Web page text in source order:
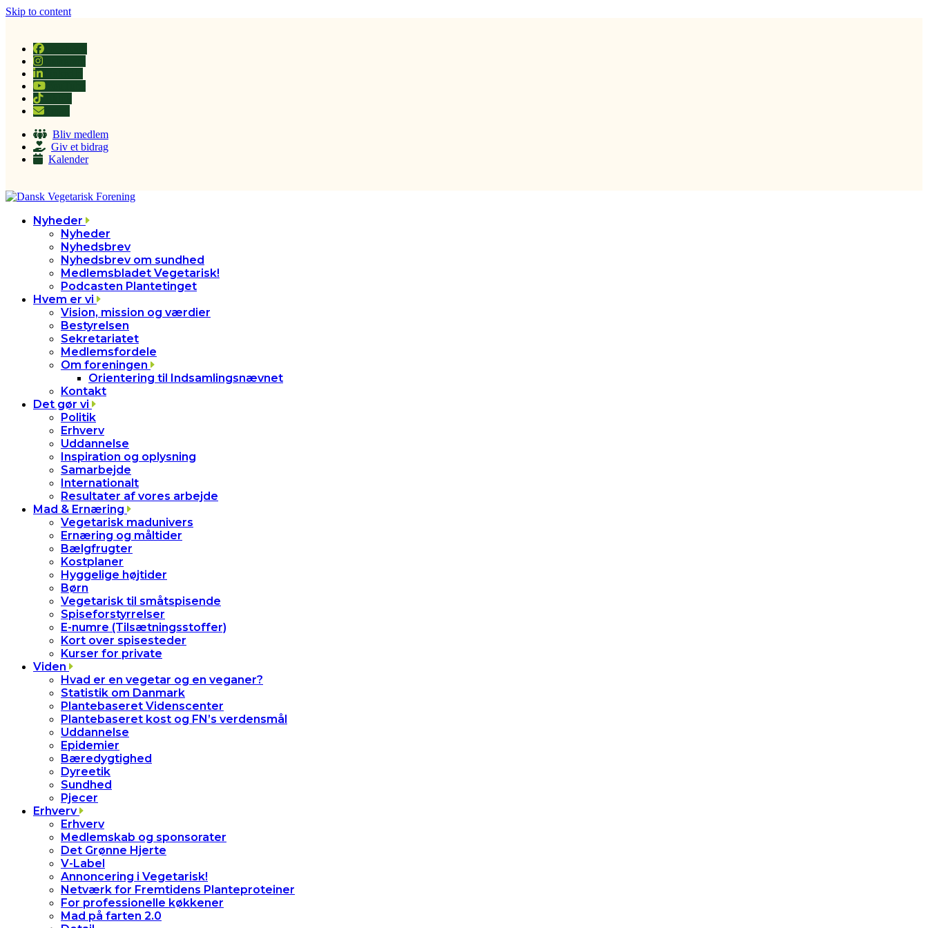
Skip to content
Tiktok
Bliv medlem
Giv et bidrag
Kalender
Nyheder
Nyheder
Nyhedsbrev
Nyhedsbrev om sundhed
Medlemsbladet Vegetarisk!
Podcasten Plantetinget
Hvem er vi
Vision, mission og værdier
Bestyrelsen
Sekretariatet
Medlemsfordele
Om foreningen
Orientering til Indsamlingsnævnet
Kontakt
Det gør vi
Politik
Erhverv
Uddannelse
Inspiration og oplysning
Samarbejde
Internationalt
Resultater af vores arbejde
Mad & Ernæring
Vegetarisk madunivers
Ernæring og måltider
Bælgfrugter
Kostplaner
Hyggelige højtider
Børn
Vegetarisk til småtspisende
Spiseforstyrrelser
E-numre (Tilsætningsstoffer)
Kort over spisesteder
Kurser for private
Viden
Hvad er en vegetar og en veganer?
Statistik om Danmark
Plantebaseret Videnscenter
Plantebaseret kost og FN’s verdensmål
Uddannelse
Epidemier
Bæredygtighed
Dyreetik
Sundhed
Pjecer
Erhverv
Erhverv
Medlemskab og sponsorater
Det Grønne Hjerte
V-Label
Annoncering i Vegetarisk!
Netværk for Fremtidens Planteproteiner
For professionelle køkkener
Mad på farten 2.0